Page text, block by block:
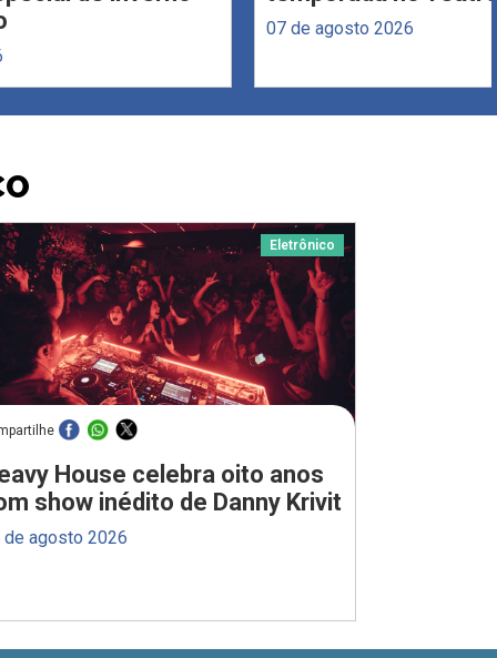
07 de agosto 2026
Eletrônico
House celebra oito anos
show inédito de Danny Krivit
de agosto 2026